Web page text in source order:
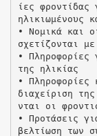
ίες φροντίδας
ηλικιωμένους
• Νομικά και
σχετίζονται
• Πληροφορίες
της ηλικίας
• Πληροφορίες
διαχείριση
νται οι
• Προτάσεις
βελτίωση των